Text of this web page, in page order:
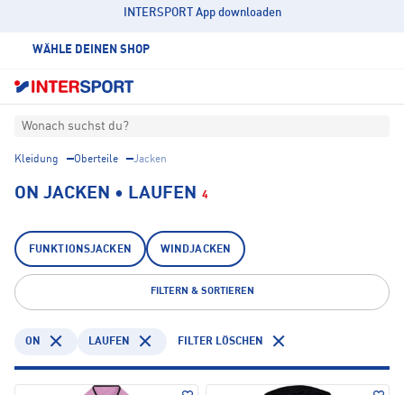
INTERSPORT App downloaden
WÄHLE DEINEN SHOP
Wonach suchst du?
Kleidung Oberteile Jacken
ON JACKEN • LAUFEN 4
FUNKTIONSJACKEN WINDJACKEN
FILTERN & SORTIEREN
ON LAUFEN FILTER LÖSCHEN